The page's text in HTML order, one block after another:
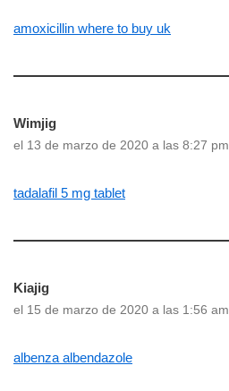
amoxicillin where to buy uk
Wimjig
el 13 de marzo de 2020 a las 8:27 pm
tadalafil 5 mg tablet
Kiajig
el 15 de marzo de 2020 a las 1:56 am
albenza albendazole